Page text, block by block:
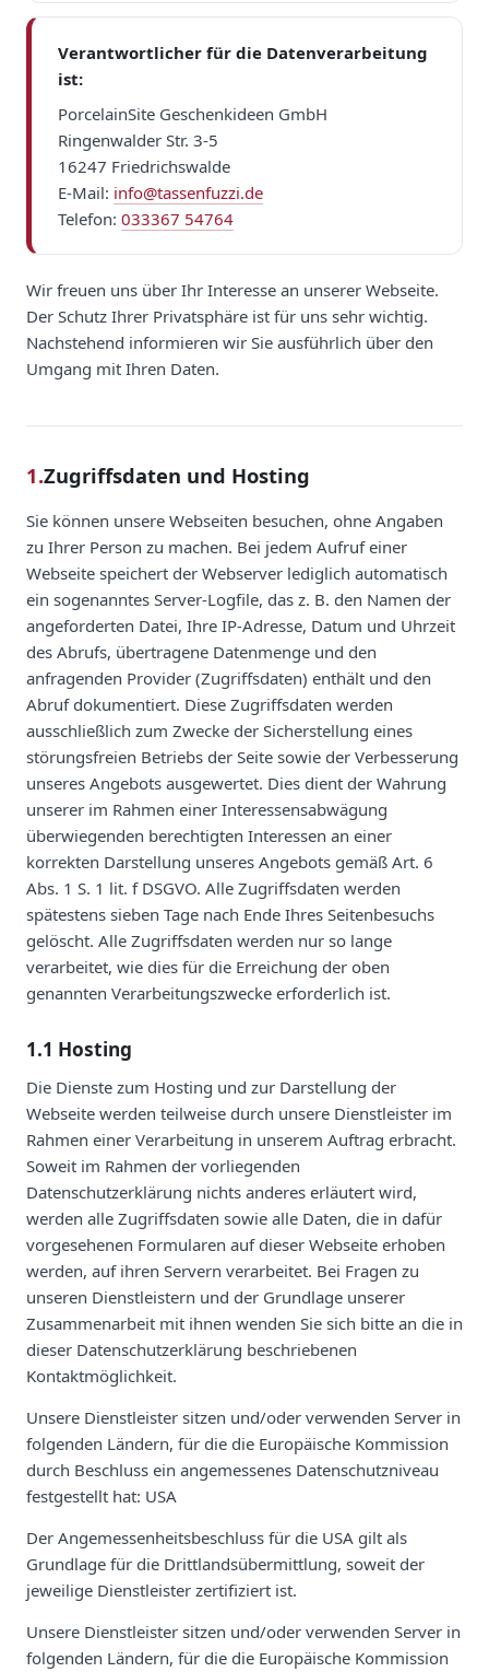
Verantwortlicher für die Datenverarbeitung
ist:
PorcelainSite Geschenkideen GmbH
Ringenwalder Str. 3-5
16247 Friedrichswalde
E-Mail: info@tassenfuzzi.de
Telefon: 033367 54764
Wir freuen uns über Ihr Interesse an unserer Webseite.
Der Schutz Ihrer Privatsphäre ist für uns sehr wichtig.
Nachstehend informieren wir Sie ausführlich über den
Umgang mit Ihren Daten.
1.Zugriffsdaten und Hosting
Sie können unsere Webseiten besuchen, ohne Angaben
zu Ihrer Person zu machen. Bei jedem Aufruf einer
Webseite speichert der Webserver lediglich automatisch
ein sogenanntes Server-Logfile, das z. B. den Namen der
angeforderten Datei, Ihre IP-Adresse, Datum und Uhrzeit
des Abrufs, übertragene Datenmenge und den
anfragenden Provider (Zugriffsdaten) enthält und den
Abruf dokumentiert. Diese Zugriffsdaten werden
ausschließlich zum Zwecke der Sicherstellung eines
störungsfreien Betriebs der Seite sowie der Verbesserung
unseres Angebots ausgewertet. Dies dient der Wahrung
unserer im Rahmen einer Interessensabwägung
überwiegenden berechtigten Interessen an einer
korrekten Darstellung unseres Angebots gemäß Art. 6
Abs. 1 S. 1 lit. f DSGVO. Alle Zugriffsdaten werden
spätestens sieben Tage nach Ende Ihres Seitenbesuchs
gelöscht. Alle Zugriffsdaten werden nur so lange
verarbeitet, wie dies für die Erreichung der oben
genannten Verarbeitungszwecke erforderlich ist.
1.1 Hosting
Die Dienste zum Hosting und zur Darstellung der
Webseite werden teilweise durch unsere Dienstleister im
Rahmen einer Verarbeitung in unserem Auftrag erbracht.
Soweit im Rahmen der vorliegenden
Datenschutzerklärung nichts anderes erläutert wird,
werden alle Zugriffsdaten sowie alle Daten, die in dafür
vorgesehenen Formularen auf dieser Webseite erhoben
werden, auf ihren Servern verarbeitet. Bei Fragen zu
unseren Dienstleistern und der Grundlage unserer
Zusammenarbeit mit ihnen wenden Sie sich bitte an die in
dieser Datenschutzerklärung beschriebenen
Kontaktmöglichkeit.
Unsere Dienstleister sitzen und/oder verwenden Server in
folgenden Ländern, für die die Europäische Kommission
durch Beschluss ein angemessenes Datenschutzniveau
festgestellt hat: USA
Der Angemessenheitsbeschluss für die USA gilt als
Grundlage für die Drittlandsübermittlung, soweit der
jeweilige Dienstleister zertifiziert ist.
Unsere Dienstleister sitzen und/oder verwenden Server in
folgenden Ländern, für die die Europäische Kommission